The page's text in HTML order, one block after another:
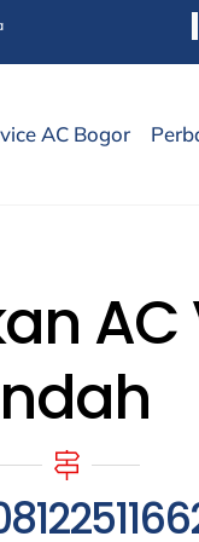
AC Bogor
AC